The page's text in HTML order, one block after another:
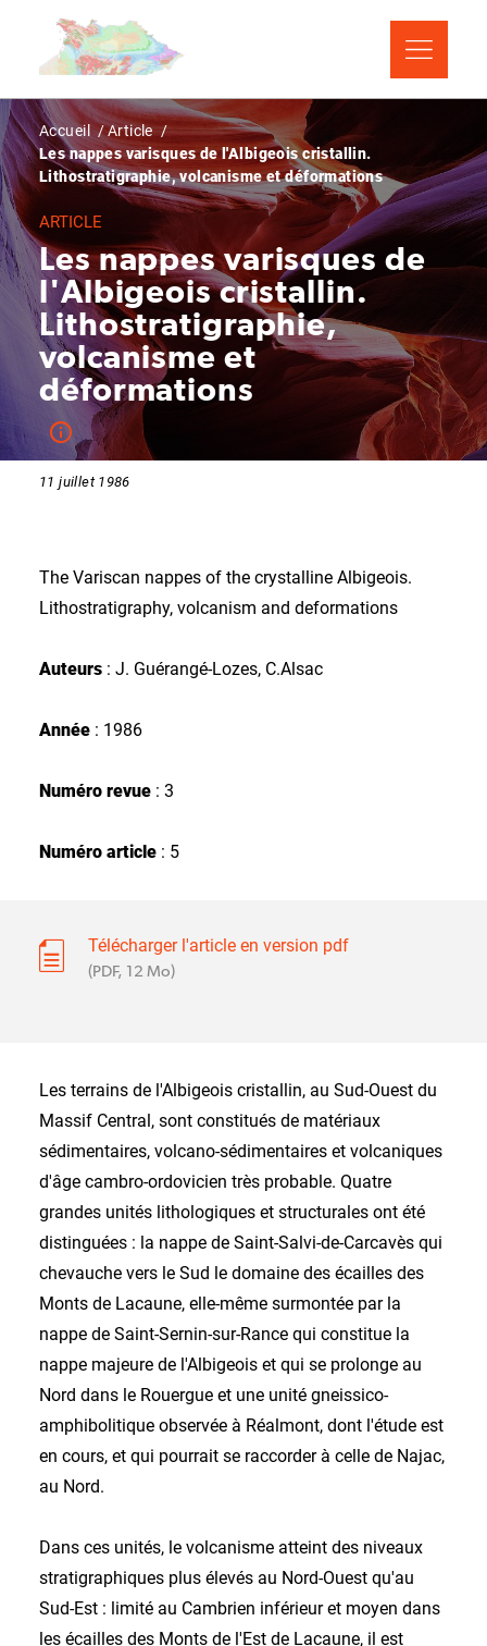
contenu
Fil
d'Ariane
Accueil
Article
Les nappes varisques de l'Albigeois cristallin.
Lithostratigraphie, volcanisme et déformations
ARTICLE
Les nappes varisques de
l'Albigeois cristallin.
Lithostratigraphie,
volcanisme et
déformations
11 juillet 1986
The Variscan nappes of the crystalline Albigeois.
Lithostratigraphy, volcanism and deformations
Auteurs : J. Guérangé-Lozes, C.Alsac
Année : 1986
Numéro revue : 3
Numéro article : 5
Télécharger l'article en version pdf
(PDF, 12 Mo)
Les terrains de l'Albigeois cristallin, au Sud-Ouest du
Massif Central, sont constitués de matériaux
sédimentaires, volcano-sédimentaires et volcaniques
d'âge cambro-ordovicien très probable. Quatre
grandes unités lithologiques et structurales ont été
distinguées : la nappe de Saint-Salvi-de-Carcavès qui
chevauche vers le Sud le domaine des écailles des
Monts de Lacaune, elle-même surmontée par la
nappe de Saint-Sernin-sur-Rance qui constitue la
nappe majeure de l'Albigeois et qui se prolonge au
Nord dans le Rouergue et une unité gneissico-
amphibolitique observée à Réalmont, dont l'étude est
en cours, et qui pourrait se raccorder à celle de Najac,
au Nord.
Dans ces unités, le volcanisme atteint des niveaux
stratigraphiques plus élevés au Nord-Ouest qu'au
Sud-Est : limité au Cambrien inférieur et moyen dans
les écailles des Monts de l'Est de Lacaune, il est